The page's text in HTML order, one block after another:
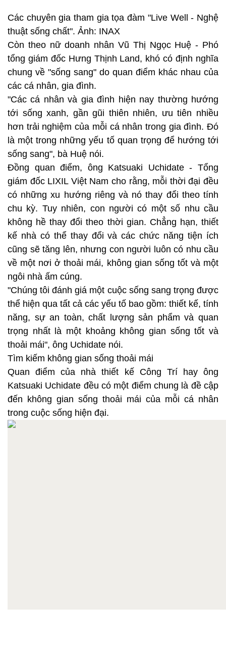
Các chuyên gia tham gia tọa đàm "Live Well - Nghệ
thuật sống chất". Ảnh: INAX
Còn theo nữ doanh nhân Vũ Thị Ngọc Huệ - Phó
tổng giám đốc Hưng Thịnh Land, khó có định nghĩa
chung về "sống sang" do quan điểm khác nhau của
các cá nhân, gia đình.
"Các cá nhân và gia đình hiện nay thường hướng
tới sống xanh, gần gũi thiên nhiên, ưu tiên nhiều
hơn trải nghiệm của mỗi cá nhân trong gia đình. Đó
là một trong những yếu tố quan trọng để hướng tới
sống sang", bà Huệ nói.
Đồng quan điểm, ông Katsuaki Uchidate - Tổng
giám đốc LIXIL Việt Nam cho rằng, mỗi thời đại đều
có những xu hướng riêng và nó thay đổi theo tính
chu kỳ. Tuy nhiên, con người có một số nhu cầu
không hề thay đổi theo thời gian. Chẳng hạn, thiết
kế nhà có thể thay đổi và các chức năng tiện ích
cũng sẽ tăng lên, nhưng con người luôn có nhu cầu
về một nơi ở thoải mái, không gian sống tốt và một
ngôi nhà ấm cúng.
"Chúng tôi đánh giá một cuộc sống sang trọng được
thể hiện qua tất cả các yếu tố bao gồm: thiết kế, tính
năng, sự an toàn, chất lượng sản phẩm và quan
trọng nhất là một khoảng không gian sống tốt và
thoải mái", ông Uchidate nói.
Tìm kiếm không gian sống thoải mái
Quan điểm của nhà thiết kế Công Trí hay ông
Katsuaki Uchidate đều có một điểm chung là đề cập
đến không gian sống thoải mái của mỗi cá nhân
trong cuộc sống hiện đại.